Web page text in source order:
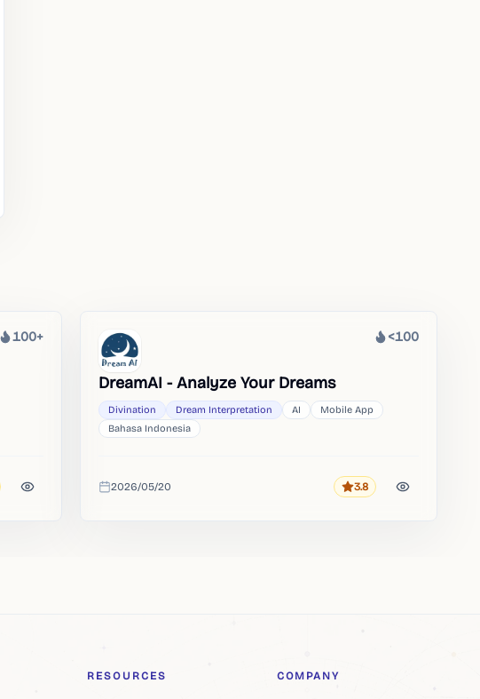
Heat
100+
Heat
<100
DreamAI - Analyze Your Dreams
Divination Dream Interpretation AI
Mobile App
Bahasa Indonesia
Added
2026/05/20 Rating
3.8
RESOURCES COMPANY